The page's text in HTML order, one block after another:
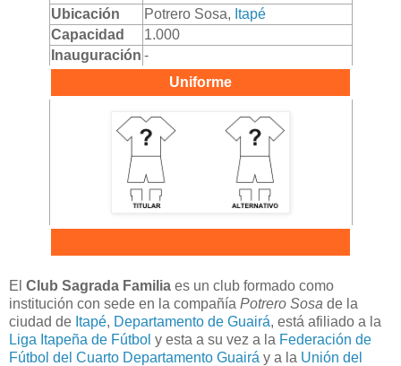
Ubicación
Potrero Sosa, Itapé
Capacidad
1.000
Inauguración -
Uniforme
El Club Sagrada Familia es un club formado como
institución con sede en la compañía Potrero Sosa de la
ciudad de Itapé, Departamento de Guairá, está afiliado a la
Liga Itapeña de Fútbol y esta a su vez a la Federación de
Fútbol del Cuarto Departamento Guairá y a la Unión del